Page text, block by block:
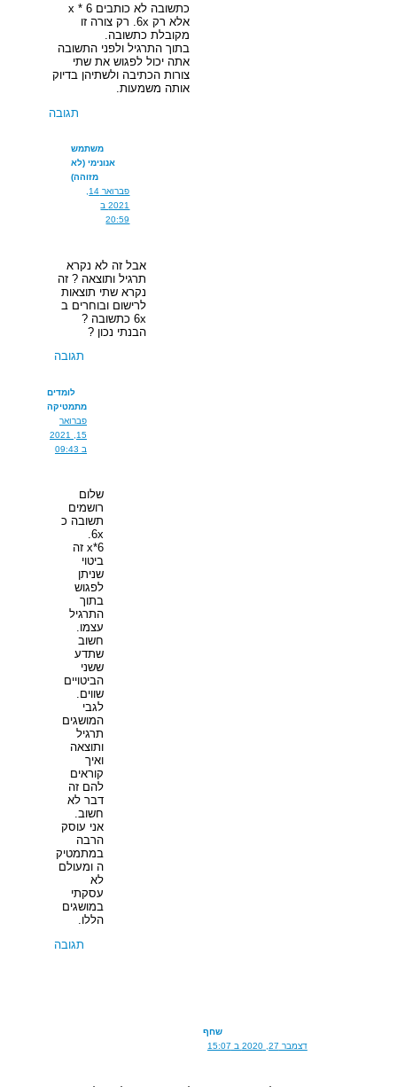
כתשובה לא כותבים x * 6
אלא רק 6x. רק צורה זו
מקובלת כתשובה.
בתוך התרגיל ולפני התשובה
אתה יכול לפגוש את שתי
צורות הכתיבה ולשתיהן בדיוק
אותה משמעות.
תגובה
משתמש
אנונימי (לא
מזוהה)
פברואר 14,
2021 ב
20:59
אבל זה לא נקרא
תרגיל ותוצאה ? זה
נקרא שתי תוצאות
לרישום ובוחרים ב
6x כתשובה ?
הבנתי נכון ?
תגובה
לומדים
מתמטיקה
פברואר
15, 2021
ב 09:43
שלום
רושמים
תשובה כ
6x.
x*6 זה
ביטוי
שניתן
לפגוש
בתוך
התרגיל
עצמו.
חשוב
שתדע
ששני
הביטויים
שווים.
לגבי
המושגים
תרגיל
ותוצאה
ואיך
קוראים
להם זה
דבר לא
חשוב.
אני עוסק
הרבה
במתמטיק
ה ומעולם
לא
עסקתי
במושגים
הללו.
תגובה
שחף
דצמבר 27, 2020 ב 15:07